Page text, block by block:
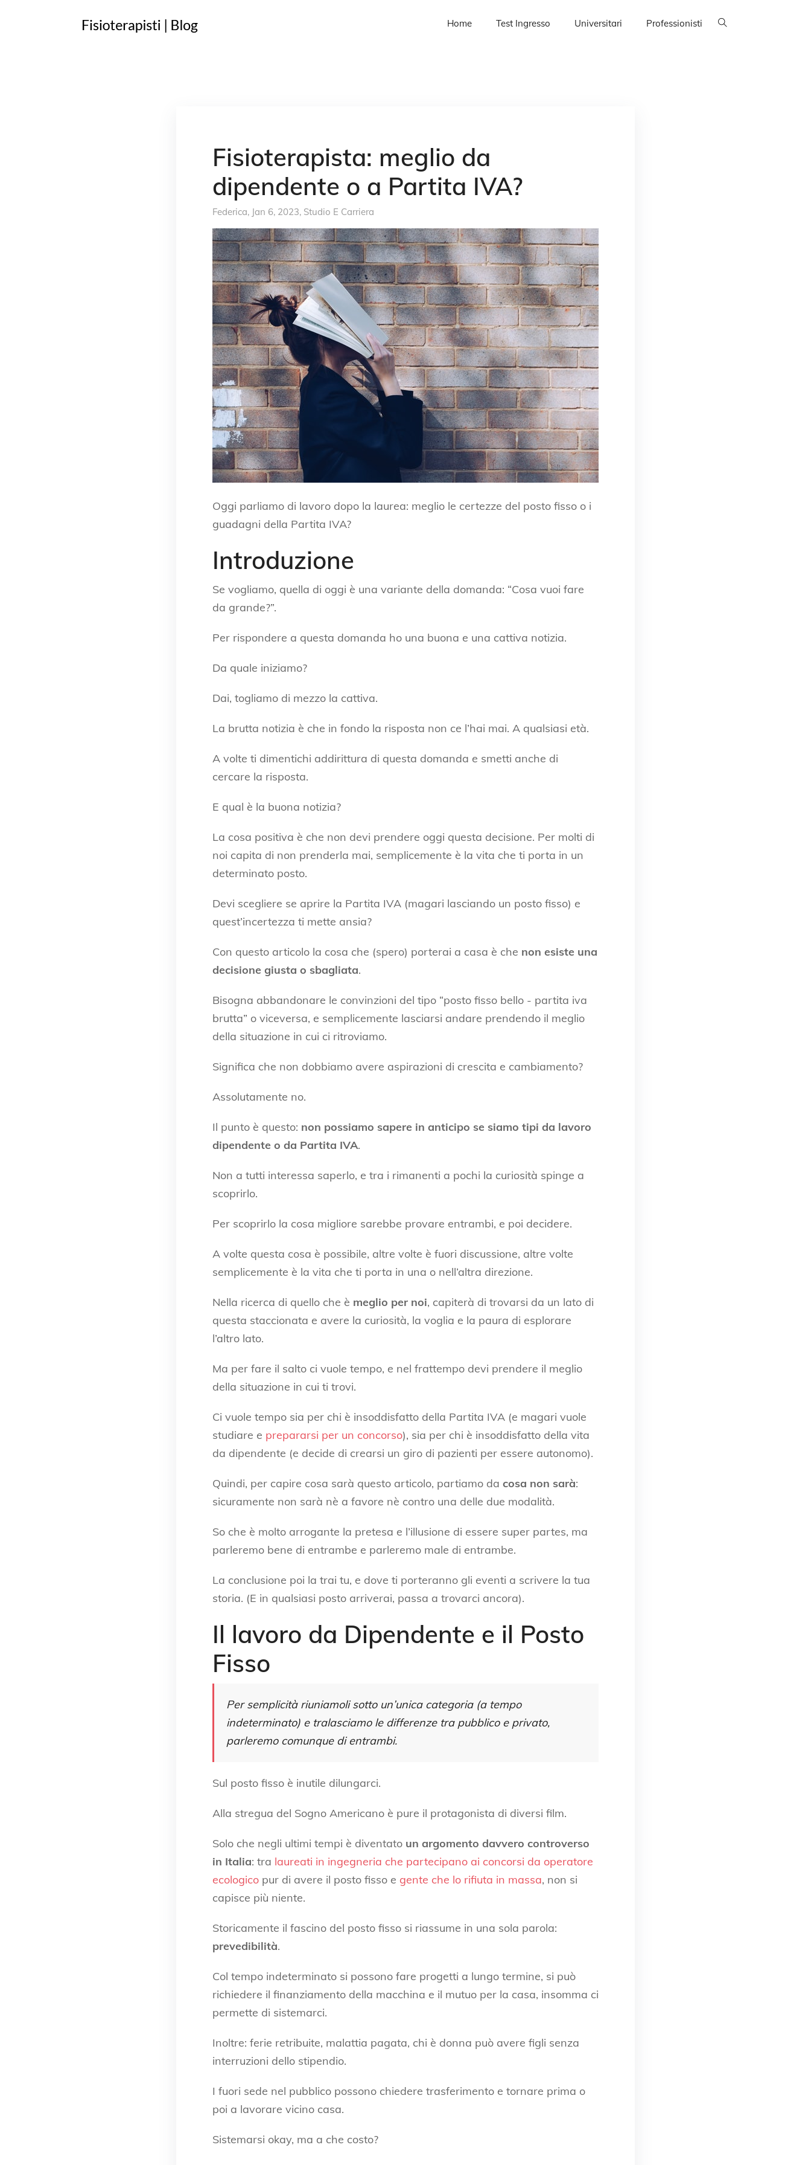
Home Test Ingresso Universitari Professionisti
Fisioterapista: meglio da
dipendente o a Partita IVA?
Federica, Jan 6, 2023, Studio E Carriera
Oggi parliamo di lavoro dopo la laurea: meglio le certezze del posto fisso o i
guadagni della Partita IVA?
Introduzione
Se vogliamo, quella di oggi è una variante della domanda: “Cosa vuoi fare
da grande?”.
Per rispondere a questa domanda ho una buona e una cattiva notizia.
Da quale iniziamo?
Dai, togliamo di mezzo la cattiva.
La brutta notizia è che in fondo la risposta non ce l’hai mai. A qualsiasi età.
A volte ti dimentichi addirittura di questa domanda e smetti anche di
cercare la risposta.
E qual è la buona notizia?
La cosa positiva è che non devi prendere oggi questa decisione. Per molti di
noi capita di non prenderla mai, semplicemente è la vita che ti porta in un
determinato posto.
Devi scegliere se aprire la Partita IVA (magari lasciando un posto fisso) e
quest’incertezza ti mette ansia?
Con questo articolo la cosa che (spero) porterai a casa è che non esiste una
decisione giusta o sbagliata.
Bisogna abbandonare le convinzioni del tipo “posto fisso bello - partita iva
brutta” o viceversa, e semplicemente lasciarsi andare prendendo il meglio
della situazione in cui ci ritroviamo.
Significa che non dobbiamo avere aspirazioni di crescita e cambiamento?
Assolutamente no.
Il punto è questo: non possiamo sapere in anticipo se siamo tipi da lavoro
dipendente o da Partita IVA.
Non a tutti interessa saperlo, e tra i rimanenti a pochi la curiosità spinge a
scoprirlo.
Per scoprirlo la cosa migliore sarebbe provare entrambi, e poi decidere.
A volte questa cosa è possibile, altre volte è fuori discussione, altre volte
semplicemente è la vita che ti porta in una o nell’altra direzione.
Nella ricerca di quello che è meglio per noi, capiterà di trovarsi da un lato di
questa staccionata e avere la curiosità, la voglia e la paura di esplorare
l’altro lato.
Ma per fare il salto ci vuole tempo, e nel frattempo devi prendere il meglio
della situazione in cui ti trovi.
Ci vuole tempo sia per chi è insoddisfatto della Partita IVA (e magari vuole
studiare e prepararsi per un concorso), sia per chi è insoddisfatto della vita
da dipendente (e decide di crearsi un giro di pazienti per essere autonomo).
Quindi, per capire cosa sarà questo articolo, partiamo da cosa non sarà:
sicuramente non sarà nè a favore nè contro una delle due modalità.
So che è molto arrogante la pretesa e l’illusione di essere super partes, ma
parleremo bene di entrambe e parleremo male di entrambe.
La conclusione poi la trai tu, e dove ti porteranno gli eventi a scrivere la tua
storia. (E in qualsiasi posto arriverai, passa a trovarci ancora).
Il lavoro da Dipendente e il Posto
Fisso
Per semplicità riuniamoli sotto un’unica categoria (a tempo
indeterminato) e tralasciamo le differenze tra pubblico e privato,
parleremo comunque di entrambi.
Sul posto fisso è inutile dilungarci.
Alla stregua del Sogno Americano è pure il protagonista di diversi film.
Solo che negli ultimi tempi è diventato un argomento davvero controverso
in Italia: tra laureati in ingegneria che partecipano ai concorsi da operatore
ecologico pur di avere il posto fisso e gente che lo rifiuta in massa, non si
capisce più niente.
Storicamente il fascino del posto fisso si riassume in una sola parola:
prevedibilità.
Col tempo indeterminato si possono fare progetti a lungo termine, si può
richiedere il finanziamento della macchina e il mutuo per la casa, insomma ci
permette di sistemarci.
Inoltre: ferie retribuite, malattia pagata, chi è donna può avere figli senza
interruzioni dello stipendio.
I fuori sede nel pubblico possono chiedere trasferimento e tornare prima o
poi a lavorare vicino casa.
Sistemarsi okay, ma a che costo?